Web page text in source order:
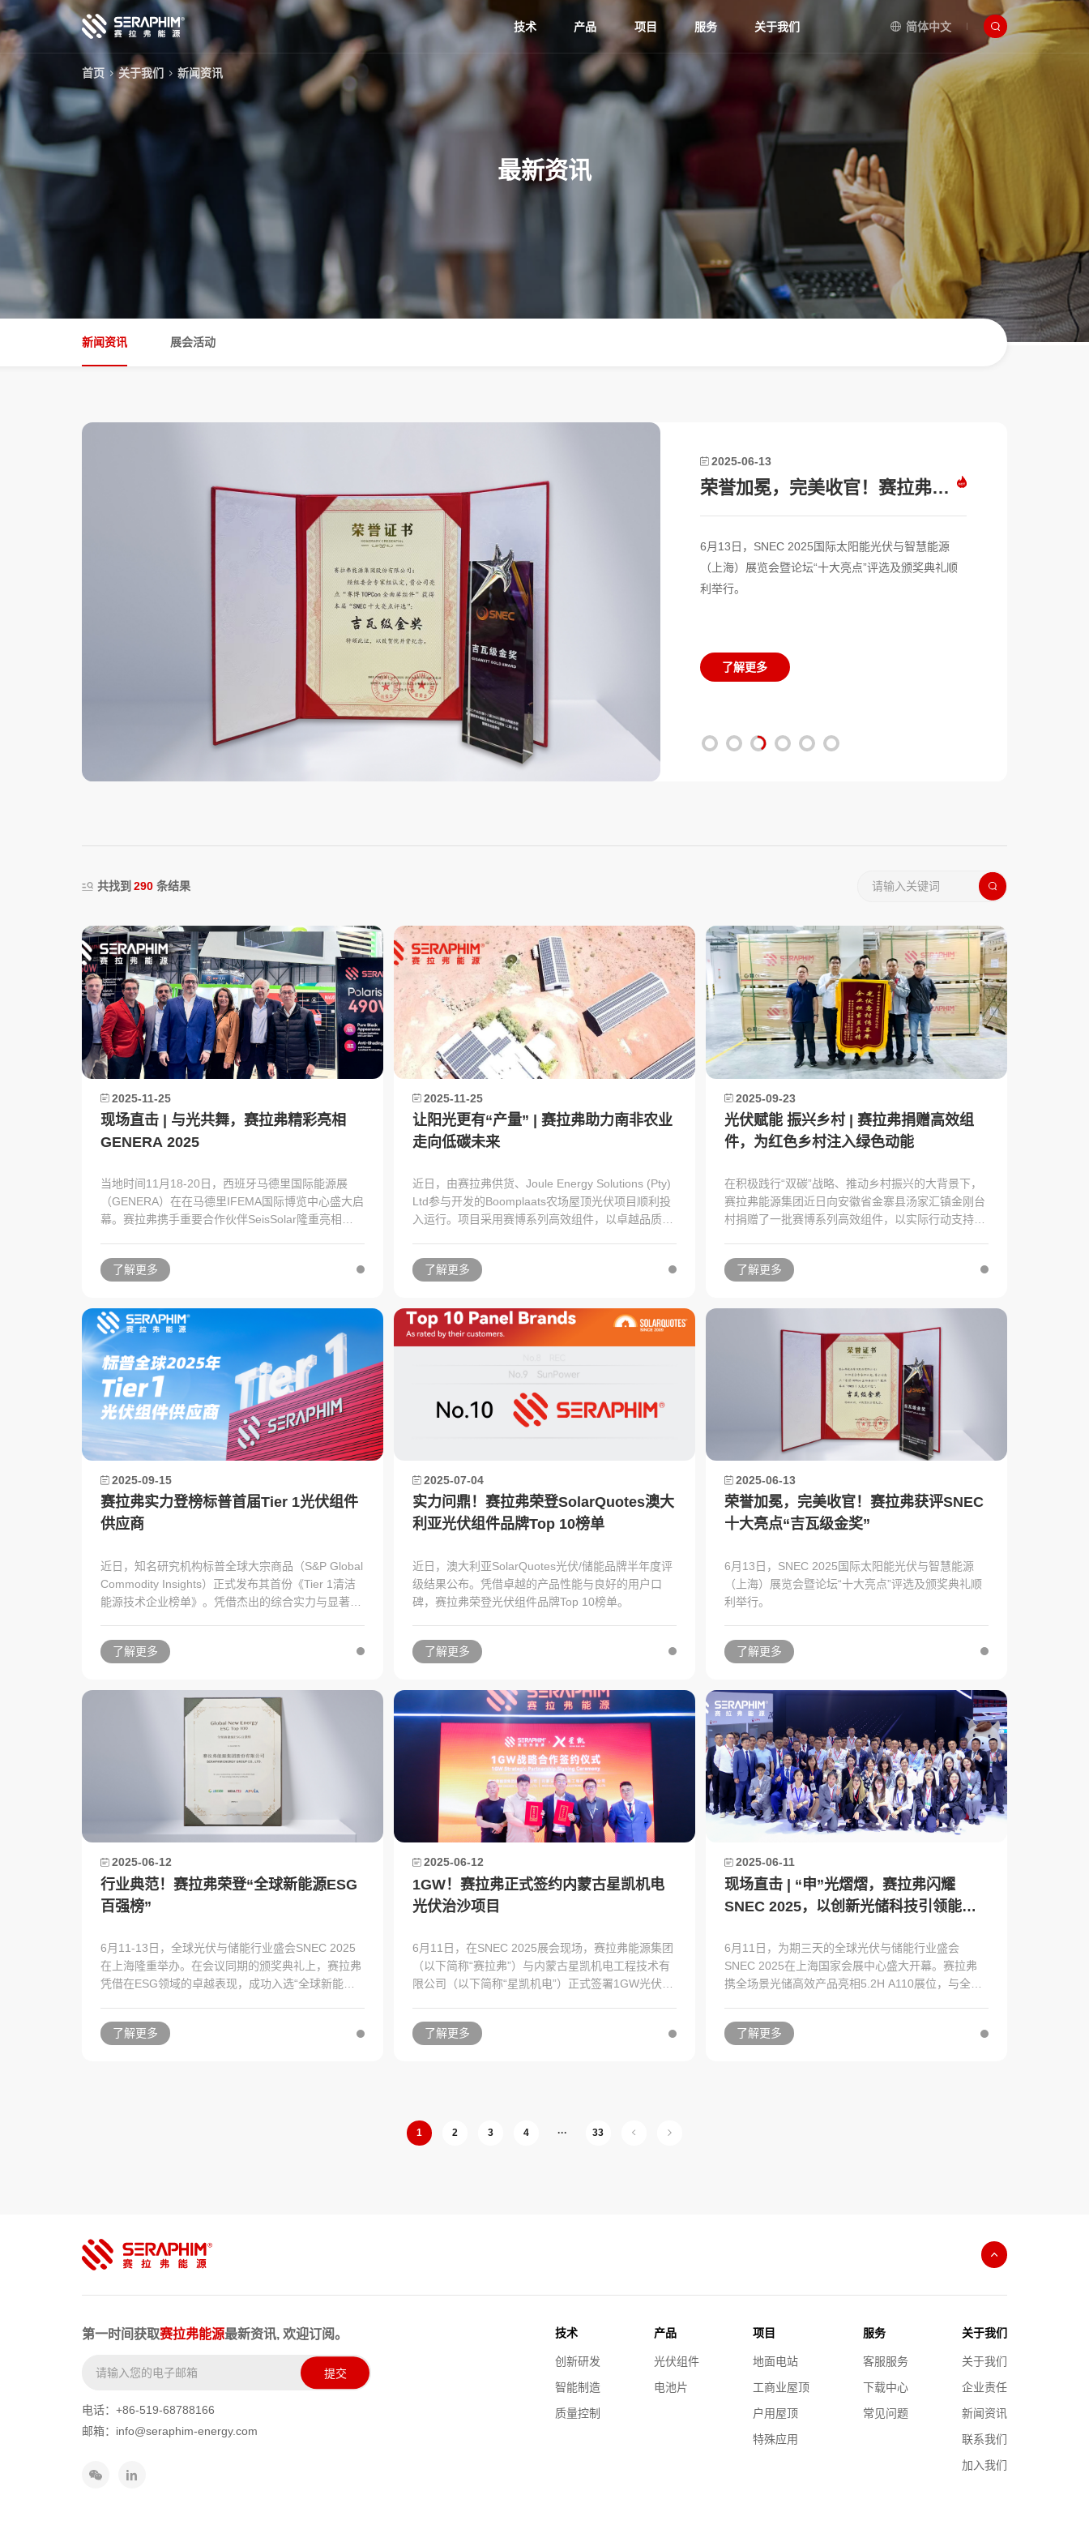
技术 产品 项目 服务 关于我们
技术
简体中文
最新资讯
首页 关于我们 新闻资讯
新闻资讯 展会活动
再获央企认可！赛拉弗中标中国电建3GW TOPCon组件采集项目
了解更多
赛拉弗实力登榜标普首届Tier 1光伏组件供应商
了解更多
实力问鼎！赛拉弗荣登SolarQuotes澳大利亚光伏组件品牌Top 10榜单
了解更多
2025-06-13
荣誉加冕，完美收官！赛拉弗获评SNEC十大亮点“吉瓦级金奖”
6月13日，SNEC 2025国际太阳能光伏与智慧能源
（上海）展览会暨论坛“十大亮点”评选及颁奖典礼顺
利举行。
了解更多
赛拉弗再次卫冕2025 PVEL“最佳表现”组件供应商
了解更多
连续11年！赛拉弗再次蝉联彭博BNEF Tier 1榜单
了解更多
再获央企认可！赛拉弗中标中国电建3GW TOPCon组件采集项目
了解更多
赛拉弗实力登榜标普首届Tier 1光伏组件供应商
了解更多
共找到 290 条结果
2025-11-25
现场直击 | 与光共舞，赛拉弗精彩亮相
GENERA 2025
当地时间11月18-20日，西班牙马德里国际能源展
（GENERA）在在马德里IFEMA国际博览中心盛大启
幕。赛拉弗携手重要合作伙伴SeisSolar隆重亮相，
应柔性组件等全明星阵容，以领先技术与伊比利亚半
岛的灿烂阳光热情共舞。
了解更多
2025-11-25
让阳光更有“产量” | 赛拉弗助力南非农业
走向低碳未来
近日，由赛拉弗供货、Joule Energy Solutions (Pty)
Ltd参与开发的Boomplaats农场屋顶光伏项目顺利投
入运行。项目采用赛博系列高效组件，以卓越品质与
力其迈向低碳、高效、可持续的发展之路。
了解更多
2025-09-23
光伏赋能 振兴乡村 | 赛拉弗捐赠高效组
件，为红色乡村注入绿色动能
在积极践行“双碳”战略、推动乡村振兴的大背景下，
赛拉弗能源集团近日向安徽省金寨县汤家汇镇金刚台
村捐赠了一批赛博系列高效组件，以实际行动支持当
了解更多
2025-09-15
赛拉弗实力登榜标普首届Tier 1光伏组件
供应商
近日，知名研究机构标普全球大宗商品（S&P Global
Commodity Insights）正式发布其首份《Tier 1清洁
能源技术企业榜单》。凭借杰出的综合实力与显著的
光伏组件供应商”行列，成为首批获此认证的企业之
一。了解更多
2025-07-04
实力问鼎！赛拉弗荣登SolarQuotes澳大
利亚光伏组件品牌Top 10榜单
近日，澳大利亚SolarQuotes光伏/储能品牌半年度评
级结果公布。凭借卓越的产品性能与良好的用户口
碑，赛拉弗荣登光伏组件品牌Top 10榜单。
了解更多
2025-06-13
荣誉加冕，完美收官！赛拉弗获评SNEC
十大亮点“吉瓦级金奖”
6月13日，SNEC 2025国际太阳能光伏与智慧能源
（上海）展览会暨论坛“十大亮点”评选及颁奖典礼顺
利举行。
了解更多
2025-06-12
行业典范！赛拉弗荣登“全球新能源ESG
百强榜”
6月11-13日，全球光伏与储能行业盛会SNEC 2025
在上海隆重举办。在会议同期的颁奖典礼上，赛拉弗
凭借在ESG领域的卓越表现，成功入选“全球新能源
了解更多
2025-06-12
1GW！赛拉弗正式签约内蒙古星凯机电
光伏治沙项目
6月11日，在SNEC 2025展会现场，赛拉弗能源集团
（以下简称“赛拉弗”）与内蒙古星凯机电工程技术有
限公司（以下简称“星凯机电”）正式签署1GW光伏治
了解更多
2025-06-11
现场直击 | “申”光熠熠，赛拉弗闪耀
SNEC 2025，以创新光储科技引领能源
6月11日，为期三天的全球光伏与储能行业盛会
SNEC 2025在上海国家会展中心盛大开幕。赛拉弗
携全场景光储高效产品亮相5.2H A110展位，与全行
了解更多
1 2 3 4 ··· 33
第一时间获取赛拉弗能源最新资讯, 欢迎订阅。
提交
电话：+86-519-68788166
邮箱：info@seraphim-energy.com
技术
创新研发
智能制造
质量控制
产品
光伏组件
电池片
项目
地面电站
工商业屋顶
户用屋顶
特殊应用
服务
客服服务
下载中心
常见问题
关于我们
关于我们
企业责任
新闻资讯
联系我们
加入我们